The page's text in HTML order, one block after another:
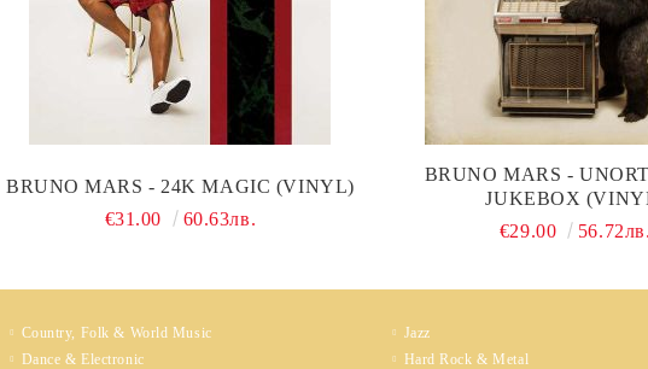
BRUNO MARS - 24K MAGIC (VINYL)
€31.00
60.63лв.
BRUNO MARS -
JUKEBOX
€29.00
56.72лв.
Country, Folk & World Music
Dance & Electronic
Jazz
Hard Rock & Metal